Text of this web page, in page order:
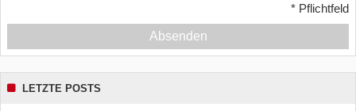
* Pflichtfeld
Absenden
LETZTE POSTS